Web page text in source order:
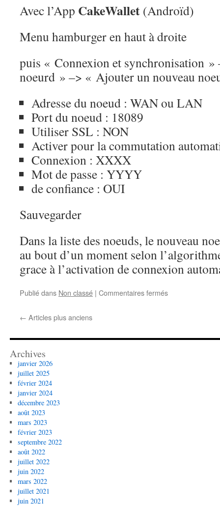
Avec l’App CakeWallet (Androïd)
Menu hamburger en haut à droite
puis « Connexion et synchronisation »
noeurd » –> « Ajouter un nouveau
Adresse du noeud : WAN ou LAN
Port du noeud : 18089
Utiliser SSL : NON
Activer pour la commutation
Connexion : XXXX
Mot de passe : YYYY
de confiance : OUI
Sauvegarder
Dans la liste des noeuds, le nouveau
au bout d’un moment selon
grace à l’activation de connexion
Publié dans Non classé | Commentaires ferméssur
← Articles plus anciens
Archives
janvier 2026
juillet 2025
février 2024
janvier 2024
décembre 2023
août 2023
mars 2023
février 2023
septembre 2022
août 2022
juillet 2022
juin 2022
mars 2022
juillet 2021
juin 2021